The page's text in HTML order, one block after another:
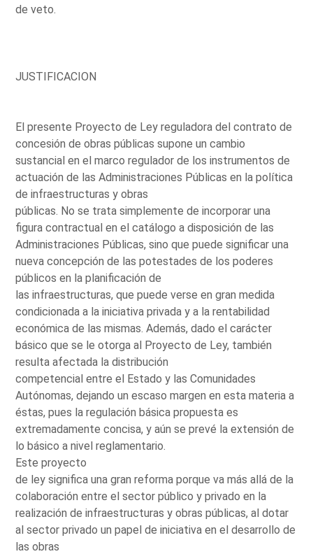
de veto.
JUSTIFICACION
El presente Proyecto de Ley reguladora del contrato de
concesión de obras públicas supone un cambio
sustancial en el marco regulador de los instrumentos de
actuación de las Administraciones Públicas en la política
de infraestructuras y obras
públicas. No se trata simplemente de incorporar una
figura contractual en el catálogo a disposición de las
Administraciones Públicas, sino que puede significar una
nueva concepción de las potestades de los poderes
públicos en la planificación de
las infraestructuras, que puede verse en gran medida
condicionada a la iniciativa privada y a la rentabilidad
económica de las mismas. Además, dado el carácter
básico que se le otorga al Proyecto de Ley, también
resulta afectada la distribución
competencial entre el Estado y las Comunidades
Autónomas, dejando un escaso margen en esta materia a
éstas, pues la regulación básica propuesta es
extremadamente concisa, y aún se prevé la extensión de
lo básico a nivel reglamentario.
Este proyecto
de ley significa una gran reforma porque va más allá de la
colaboración entre el sector público y privado en la
realización de infraestructuras y obras públicas, al dotar
al sector privado un papel de iniciativa en el desarrollo de
las obras